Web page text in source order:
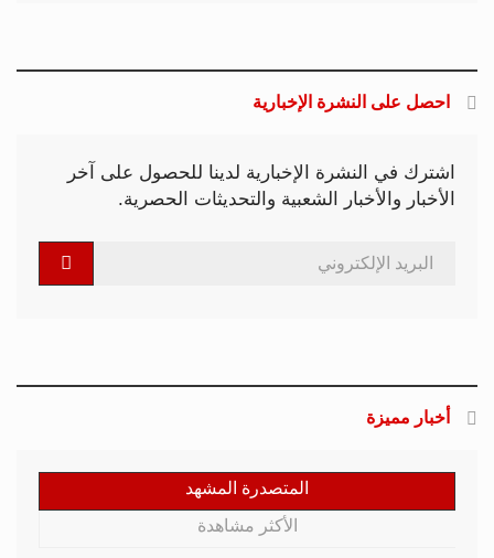
احصل على النشرة الإخبارية
اشترك في النشرة الإخبارية لدينا للحصول على آخر
الأخبار والأخبار الشعبية والتحديثات الحصرية.
أخبار مميزة
المتصدرة المشهد
الأكثر مشاهدة